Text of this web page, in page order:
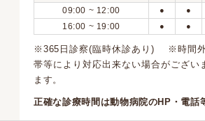
09:00 ~ 12:00
● ●
16:00 ~ 19:00 ● ●
※365日診察(臨時休診あり) ※時間外
帯等により対応出来ない場合がござい
ます。
正確な診療時間は動物病院のHP・電話